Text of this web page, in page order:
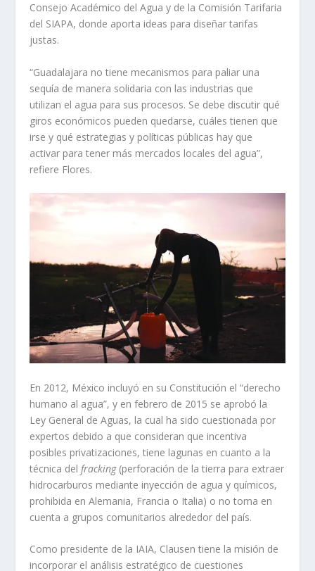
Consejo Académico del Agua y de la Comisión Tarifaria
del SIAPA, donde aporta ideas para diseñar tarifas
justas.
“Guadalajara no tiene mecanismos para paliar una
sequía de manera solidaria con las industrias que
utilizan el agua para sus procesos. Se debe discutir qué
giros económicos pueden quedarse, cuáles tienen que
irse y qué estrategias y políticas públicas hay que
activar para tener más mercados locales del agua”,
refiere Flores.
En 2012, México incluyó en su Constitución el “derecho
humano al agua”, y en febrero de 2015 se aprobó la
Ley General de Aguas, la cual ha sido cuestionada por
expertos debido a que consideran que incentiva
posibles privatizaciones, tiene lagunas en cuanto a la
técnica del fracking(perforación de la tierra para extraer
hidrocarburos mediante inyección de agua y químicos,
prohibida en Alemania, Francia o Italia) o no toma en
cuenta a grupos comunitarios alrededor del país.
Como presidente de la IAIA, Clausen tiene la misión de
incorporar el análisis estratégico de cuestiones